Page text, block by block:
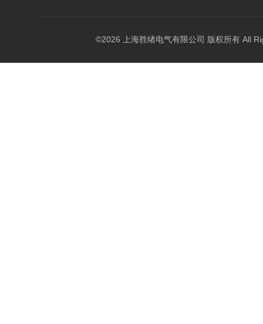
©2026 上海胜绪电气有限公司 版权所有 All